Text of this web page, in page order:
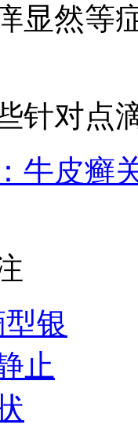
显然等
针对点
牛皮癣